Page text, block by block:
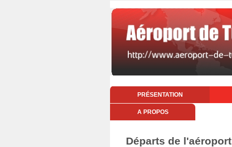
PRÉSENTATION
A PROPOS
Départs de